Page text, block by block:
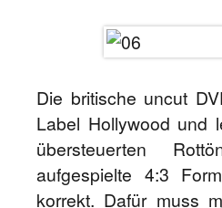
Die britische uncut
Label Hollywood und
übersteuerten
aufgespielte 4:3
korrekt. Dafür muss